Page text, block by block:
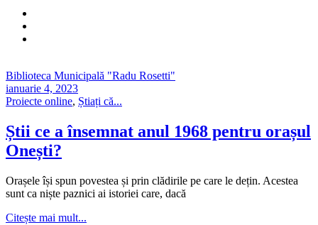
Biblioteca Municipală "Radu Rosetti"
ianuarie 4, 2023
Proiecte online, Știați că...
Știi ce a însemnat anul 1968 pentru orașul
Onești?
Orașele își spun povestea și prin clădirile pe care le dețin. Acestea
sunt ca niște paznici ai istoriei care, dacă
Citește mai mult...